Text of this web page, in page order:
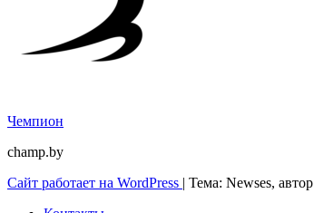
Чемпион
champ.by
Сайт работает на WordPress | Тема: Newses, автор